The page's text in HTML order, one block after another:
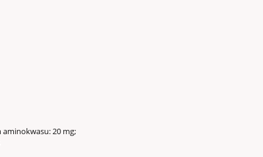
aminokwasu: 20 mg;